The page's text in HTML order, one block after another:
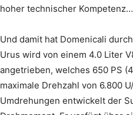
hoher technischer
Und damit hat Domenicali
Urus wird von einem 4.0 Liter
angetrieben, welches 650 PS
maximale Drehzahl von 6.800
Umdrehungen entwickelt der